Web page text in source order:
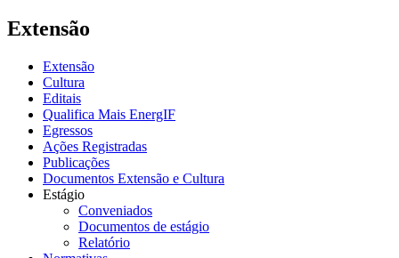
Extensão
Extensão
Cultura
Editais
Qualifica Mais EnergIF
Egressos
Ações Registradas
Publicações
Documentos Extensão e Cultura
Estágio
Conveniados
Documentos de estágio
Relatório